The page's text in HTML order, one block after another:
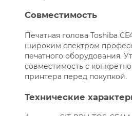
Совместимость
Печатная голова Toshiba
широким спектром
печатного оборудования.
совместимость с
принтера перед покупкой.
Технические